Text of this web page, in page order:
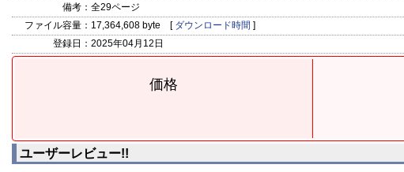
備考： 全29ページ
ファイル容量： 17,364,608 byte [ ダウンロード時間 ]
登録日： 2025年04月12日
価格
ユーザーレビュー!!